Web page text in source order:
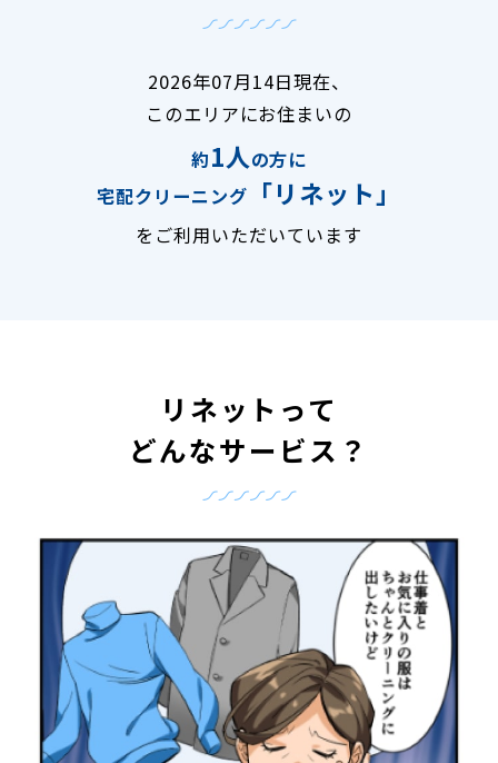
2026年07月14日現在、
このエリアにお住まいの
約1人の方に
宅配クリーニング
「リネット」
をご利用いただいています
リネットって
どんなサービス？